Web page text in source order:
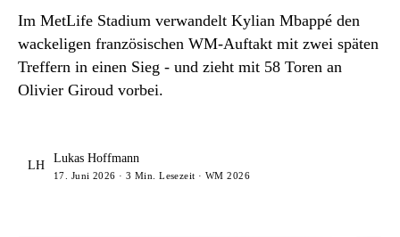
Im MetLife Stadium verwandelt Kylian Mbappé den
wackeligen französischen WM-Auftakt mit zwei späten
Treffern in einen Sieg - und zieht mit 58 Toren an
Olivier Giroud vorbei.
LH
Lukas Hoffmann
17. Juni 2026 · 3 Min. Lesezeit · WM 2026